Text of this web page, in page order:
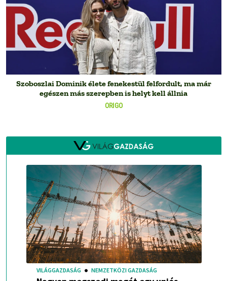
ORIGO
Szoboszlai Dominik élete fenekestül felfordult, ma már
egészen más szerepben is helyt kell állnia
VILÁGGAZDASÁG NEMZETKÖZI GAZDASÁG